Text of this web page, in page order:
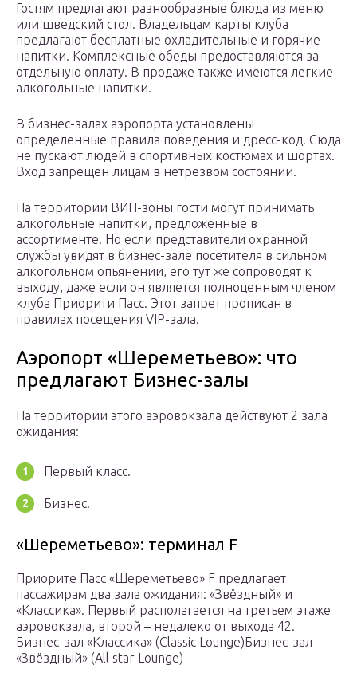
Гостям предлагают разнообразные блюда из меню
или шведский стол. Владельцам карты клуба
предлагают бесплатные охладительные и горячие
напитки. Комплексные обеды предоставляются за
отдельную оплату. В продаже также имеются легкие
алкогольные напитки.
В бизнес-залах аэропорта установлены
определенные правила поведения и дресс-код. Сюда
не пускают людей в спортивных костюмах и шортах.
Вход запрещен лицам в нетрезвом состоянии.
На территории ВИП-зоны гости могут принимать
алкогольные напитки, предложенные в
ассортименте. Но если представители охранной
службы увидят в бизнес-зале посетителя в сильном
алкогольном опьянении, его тут же сопроводят к
выходу, даже если он является полноценным членом
клуба Приорити Пасс. Этот запрет прописан в
правилах посещения VIP-зала.
Аэропорт «Шереметьево»: что
предлагают Бизнес-залы
На территории этого аэровокзала действуют 2 зала
ожидания:
Первый класс.
Бизнес.
«Шереметьево»: терминал F
Приорите Пасс «Шереметьево» F предлагает
пассажирам два зала ожидания: «Звёздный» и
«Классика». Первый располагается на третьем этаже
аэровокзала, второй – недалеко от выхода 42.
Бизнес-зал «Классика» (Classic Lounge)Бизнес-зал
«Звёздный» (All star Lounge)